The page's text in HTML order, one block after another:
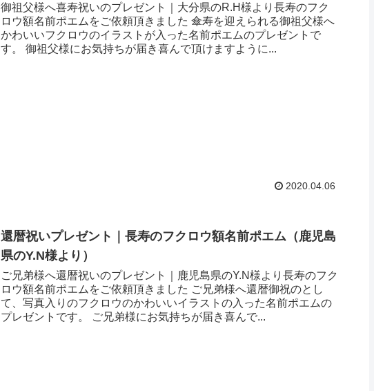
御祖父様へ喜寿祝いのプレゼント｜大分県のR.H様より長寿のフク
ロウ額名前ポエムをご依頼頂きました 傘寿を迎えられる御祖父様へ
かわいいフクロウのイラストが入った名前ポエムのプレゼントで
す。 御祖父様にお気持ちが届き喜んで頂けますように...
2020.04.06
還暦祝いプレゼント｜長寿のフクロウ額名前ポエム（鹿児島
県のY.N様より ）
ご兄弟様へ還暦祝いのプレゼント｜鹿児島県のY.N様より長寿のフク
ロウ額名前ポエムをご依頼頂きました ご兄弟様へ還暦御祝のとし
て、写真入りのフクロウのかわいいイラストの入った名前ポエムの
プレゼントです。 ご兄弟様にお気持ちが届き喜んで...